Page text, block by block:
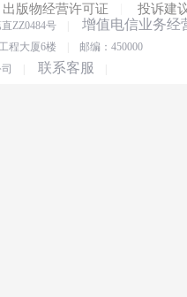
出版物经营许可证 投诉建
ZZ0484号 增值电信业务经
程大厦6楼
邮编：450000
联系客服